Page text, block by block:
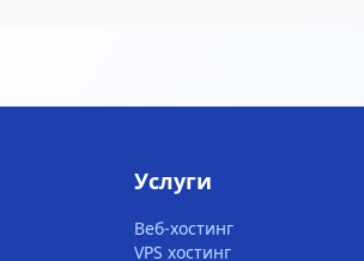
Услуги
Веб-хостинг
VPS хостинг